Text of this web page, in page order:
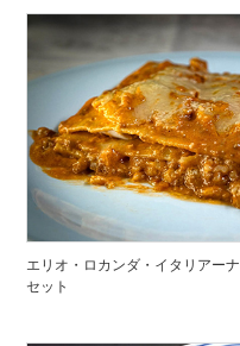
エリオ・ロカンダ・イタリアーナ
セット